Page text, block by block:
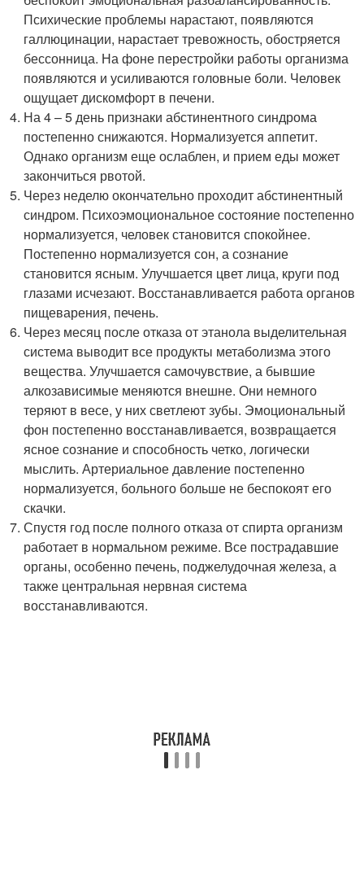
Психические проблемы нарастают, появляются
галлюцинации, нарастает тревожность, обостряется
бессонница. На фоне перестройки работы организма
появляются и усиливаются головные боли. Человек
ощущает дискомфорт в печени.
На 4 – 5 день признаки абстинентного синдрома
постепенно снижаются. Нормализуется аппетит.
Однако организм еще ослаблен, и прием еды может
закончиться рвотой.
Через неделю окончательно проходит абстинентный
синдром. Психоэмоциональное состояние постепенно
нормализуется, человек становится спокойнее.
Постепенно нормализуется сон, а сознание
становится ясным. Улучшается цвет лица, круги под
глазами исчезают. Восстанавливается работа органов
пищеварения, печень.
Через месяц после отказа от этанола выделительная
система выводит все продукты метаболизма этого
вещества. Улучшается самочувствие, а бывшие
алкозависимые меняются внешне. Они немного
теряют в весе, у них светлеют зубы. Эмоциональный
фон постепенно восстанавливается, возвращается
ясное сознание и способность четко, логически
мыслить. Артериальное давление постепенно
нормализуется, больного больше не беспокоят его
скачки.
Спустя год после полного отказа от спирта организм
работает в нормальном режиме. Все пострадавшие
органы, особенно печень, поджелудочная железа, а
также центральная нервная система
восстанавливаются.